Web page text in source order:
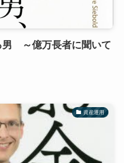
男 ～億万長者に聞いて
資産運用